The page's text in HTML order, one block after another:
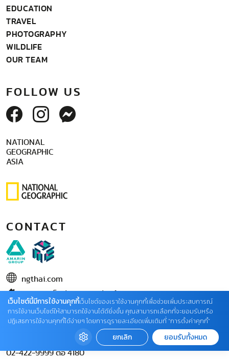
EDUCATION
TRAVEL
PHOTOGRAPHY
WILDLIFE
OUR TEAM
FOLLOW US
NATIONAL
GEOGRAPHIC
ASIA
CONTACT
ngthai.com
ในเครือ บริษัท อมรินทร์ คอร์เปอเรชั่นส์ จำกัด (มหาชน)
02 422 9999 ต่อ 4220
ติดต่อแจ้งปัญหาหรือร้องเรียน
02-422-9999 ต่อ 4180
เว็บไซต์นี้มีการใช้งานคุกกี้เว็บไซต์ของเราใช้งานคุกกี้เพื่อช่วยเพิ่มประสบการณ์
การใช้งานเว็บไซต์ให้สามารถใช้งานได้ดียิ่งขึ้น คุณสามารถเลือกที่จะยอมรับหรือ
ปฏิเสธการใช้งานคุกกี้ได้ง่ายๆ โดยการดูรายละเอียดเพิ่มเติมที่ “การตั้งค่าคุกกี้”
ยกเลิก ยอมรับทั้งหมด